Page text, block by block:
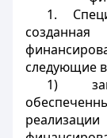
1.
следующие
1)